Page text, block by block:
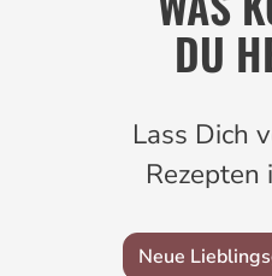
DU
Lass Dich
Rezepten
Neue